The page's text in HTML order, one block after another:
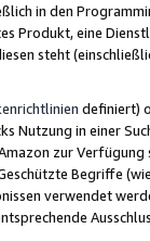
in den
Produkt, eine
steht
definiert)
Nutzung in einer
zur
Begriffe
verwendet